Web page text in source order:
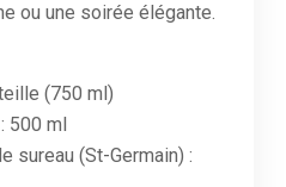
ou une soirée élégante.
(750 ml)
500 ml
sureau (St-Germain) :